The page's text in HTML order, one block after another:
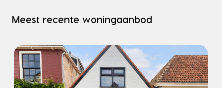
Meest recente woningaanbod